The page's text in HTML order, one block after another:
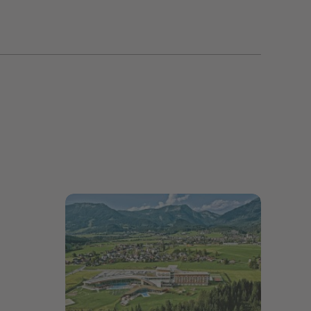
Bildergalerie öffnen